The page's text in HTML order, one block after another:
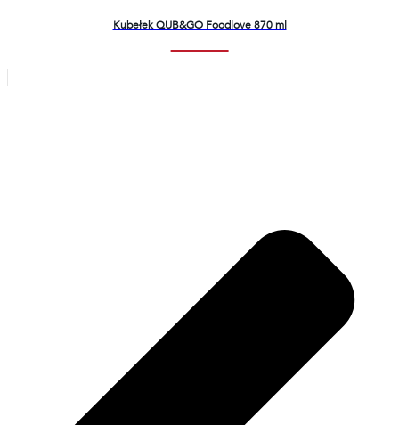
Kubełek QUB&GO Foodlove 870 ml